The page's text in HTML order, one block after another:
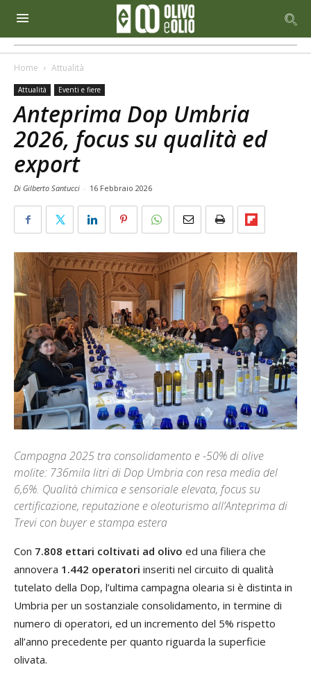
Home Attualità
Attualità Eventi e fiere
Anteprima Dop Umbria
2026, focus su qualità ed
export
Di Gilberto Santucci - 16 Febbraio 2026
Campagna 2025 tra consolidamento e -50% di olive
molite: 736mila litri di Dop Umbria con resa media del
6,6%. Qualità chimica e sensoriale elevata, focus su
certificazione, reputazione e oleoturismo all’Anteprima di
Trevi con buyer e stampa estera
Con 7.808 ettari coltivati ad olivo ed una filiera che
annovera 1.442 operatori inseriti nel circuito di qualità
tutelato della Dop, l’ultima campagna olearia si è distinta in
Umbria per un sostanziale consolidamento, in termine di
numero di operatori, ed un incremento del 5% rispetto
all’anno precedente per quanto riguarda la superficie
olivata.